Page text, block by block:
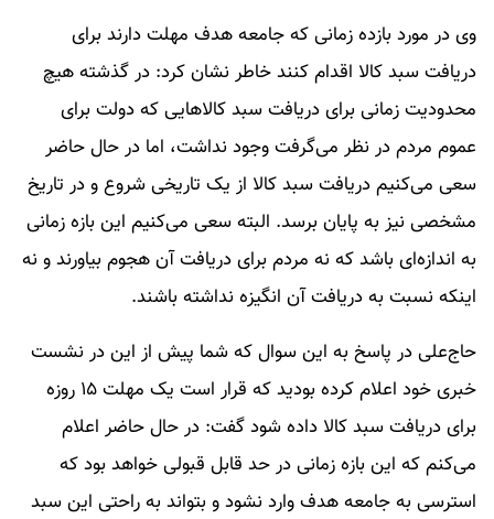
وی در مورد بازده زمانی که جامعه هدف مهلت دارند برای
دریافت سبد کالا اقدام کنند خاطر نشان کرد: در گذشته هیچ
محدودیت زمانی برای دریافت سبد کالا‌هایی که دولت برای
عموم مردم در نظر می‌گرفت وجود نداشت، اما در حال حاضر
سعی می‌کنیم دریافت سبد کالا از یک تاریخی شروع و در تاریخ
مشخصی نیز به پایان برسد. البته سعی می‌کنیم این بازه زمانی
به اندازه‌ای باشد که نه مردم برای دریافت آن هجوم بیاورند و نه
اینکه نسبت به دریافت آن انگیزه نداشته باشند.
حاج‌علی در پاسخ به این سوال که شما پیش از این در نشست
خبری خود اعلام کرده بودید که قرار است یک مهلت ۱۵ روزه
برای دریافت سبد کالا داده شود گفت: در حال حاضر اعلام
می‌کنم که این بازه زمانی در حد قابل قبولی خواهد بود که
استرسی به جامعه هدف وارد نشود و بتواند به راحتی این سبد